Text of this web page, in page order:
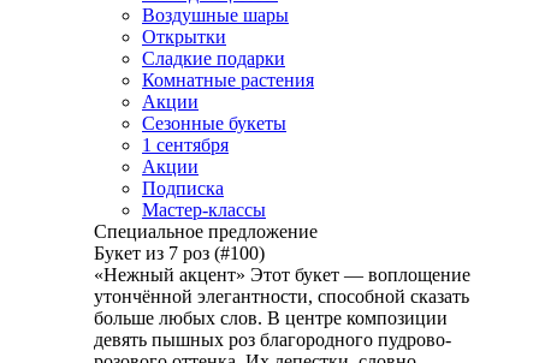
Воздушные шары
Открытки
Сладкие подарки
Комнатные растения
Акции
Сезонные букеты
1 сентября
Акции
Подписка
Мастер-классы
Специальное предложение
Букет из 7 роз (#100)
«Нежный акцент» Этот букет — воплощение
утончённой элегантности, способной сказать
больше любых слов. В центре композиции
девять пышных роз благородного пудрово-